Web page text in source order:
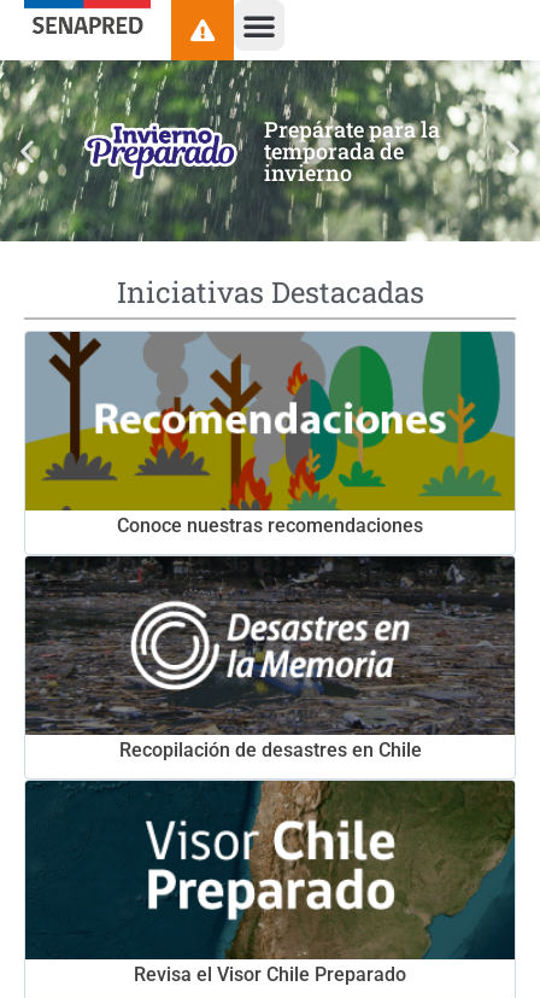
contenido
Prepárate para la
temporada de
invierno
Iniciativas Destacadas
Conoce nuestras recomendaciones
Recopilación de desastres en Chile
Revisa el Visor Chile Preparado